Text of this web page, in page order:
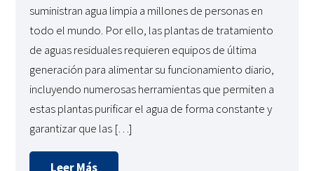
suministran agua limpia a millones de personas en
todo el mundo. Por ello, las plantas de tratamiento
de aguas residuales requieren equipos de última
generación para alimentar su funcionamiento diario,
incluyendo numerosas herramientas que permiten a
estas plantas purificar el agua de forma constante y
garantizar que las […]
Leer Más